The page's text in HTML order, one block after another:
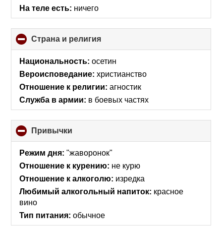
На теле есть: ничего
Страна и религия
to
collapse
Национальность: осетин
Вероисповедание: христианство
Отношение к религии: агностик
Служба в армии: в боевых частях
Привычки
to
collapse
Режим дня: "жаворонок"
Отношение к курению: не курю
Отношение к алкоголю: изредка
Любимый алкогольный напиток: красное
вино
Тип питания: обычное